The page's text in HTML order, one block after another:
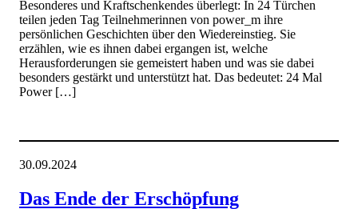
Besonderes und Kraftschenkendes überlegt: In 24 Türchen
teilen jeden Tag Teilnehmerinnen von power_m ihre
persönlichen Geschichten über den Wiedereinstieg. Sie
erzählen, wie es ihnen dabei ergangen ist, welche
Herausforderungen sie gemeistert haben und was sie dabei
besonders gestärkt und unterstützt hat. Das bedeutet: 24 Mal
Power […]
30.09.2024
Das Ende der Erschöpfung